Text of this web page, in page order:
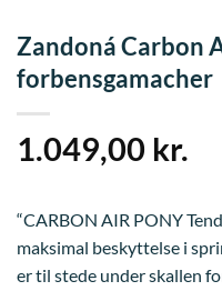
Zandoná Carbon
forbensgamacher
1.049,00 kr.
“CARBON AIR PONY
maksimal beskyttelse i
er til stede under skallen